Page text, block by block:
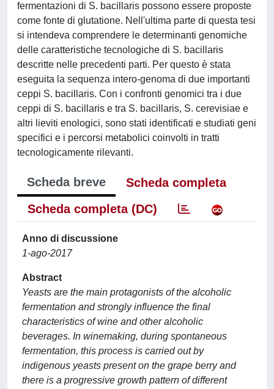
fermentazioni di S. bacillaris possono essere proposte
come fonte di glutatione. Nell'ultima parte di questa tesi
si intendeva comprendere le determinanti genomiche
delle caratteristiche tecnologiche di S. bacillaris
descritte nelle precedenti parti. Per questo è stata
eseguita la sequenza intero-genoma di due importanti
ceppi S. bacillaris. Con i confronti genomici tra i due
ceppi di S. bacillaris e tra S. bacillaris, S. cerevisiae e
altri lieviti enologici, sono stati identificati e studiati geni
specifici e i percorsi metabolici coinvolti in tratti
tecnologicamente rilevanti.
Scheda breve
Scheda completa
Scheda completa (DC)
Anno di discussione
1-ago-2017
Abstract
Yeasts are the main protagonists of the alcoholic
fermentation and strongly influence the final
characteristics of wine and other alcoholic
beverages. In winemaking, during spontaneous
fermentation, this process is carried out by
indigenous yeasts present on the grape berry and
there is a progressive growth pattern of different